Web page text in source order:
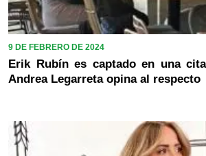
9 DE FEBRERO DE 2024
Erik Rubín es captado en una
Andrea Legarreta opina al respecto